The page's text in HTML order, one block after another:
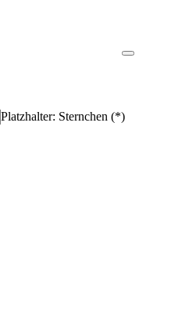
Platzhalter: Sternchen (*)